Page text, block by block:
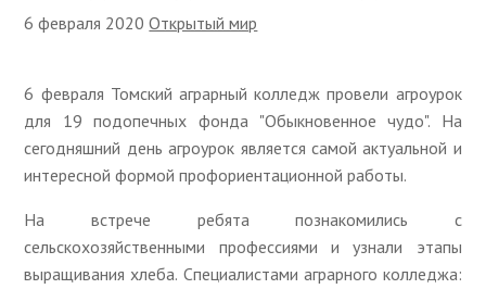
6 февраля 2020Открытый мир
6 февраля Томский аграрный колледж провели агроурок
для 19 подопечных фонда "Обыкновенное чудо". На
сегодняшний день агроурок является самой актуальной и
интересной формой профориентационной работы.
На встрече ребята познакомились с
сельскохозяйственными профессиями и узнали этапы
выращивания хлеба. Специалистами аграрного колледжа: